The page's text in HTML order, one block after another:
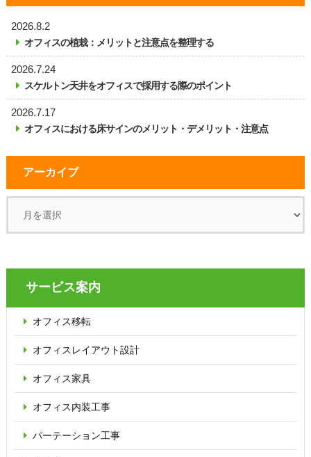
2026.8.2
オフィスの植栽：メリットと注意点を整理する
2026.7.24
スケルトン天井をオフィスで採用する際のポイント
2026.7.17
オフィスにおける床サインのメリット・デメリット・注意点
アーカイブ
サービス案内
オフィス移転
オフィス レイアウト設計
オフィス家具
オフィス内装工事
パーテーション工事